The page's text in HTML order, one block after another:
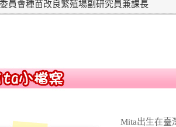
員會種苗改良繁殖場副研究員兼課長
Mita出生在臺